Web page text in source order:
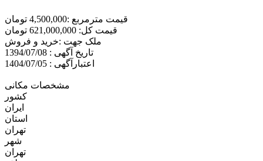
قیمت مترمربع :4,500,000 تومان
قیمت کل: 621,000,000 تومان
ملک جهت :خريد و فروش
تاریخ آگهی : 1394/07/08
اعتبارآگهی : 1404/07/05
مشخصات مکانی
کشور
ایران
استان
تهران
شهر
تهران